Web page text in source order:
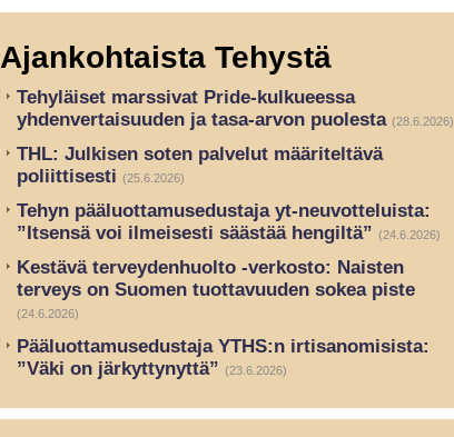
Ajankohtaista Tehystä
Tehyläiset marssivat Pride-kulkueessa
yhdenvertaisuuden ja tasa-arvon puolesta (28.6.2026)
THL: Julkisen soten palvelut määriteltävä
poliittisesti (25.6.2026)
Tehyn pääluottamusedustaja yt-neuvotteluista:
”Itsensä voi ilmeisesti säästää hengiltä” (24.6.2026)
Kestävä terveydenhuolto -verkosto: Naisten
terveys on Suomen tuottavuuden sokea piste
(24.6.2026)
Pääluottamusedustaja YTHS:n irtisanomisista:
”Väki on järkyttynyttä” (23.6.2026)